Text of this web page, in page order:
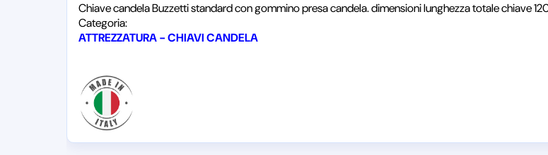
Chiave candela Buzzetti standard con gommino presa candela. dimensioni lunghezza totale chiave
Categoria:
ATTREZZATURA - CHIAVI CANDELA